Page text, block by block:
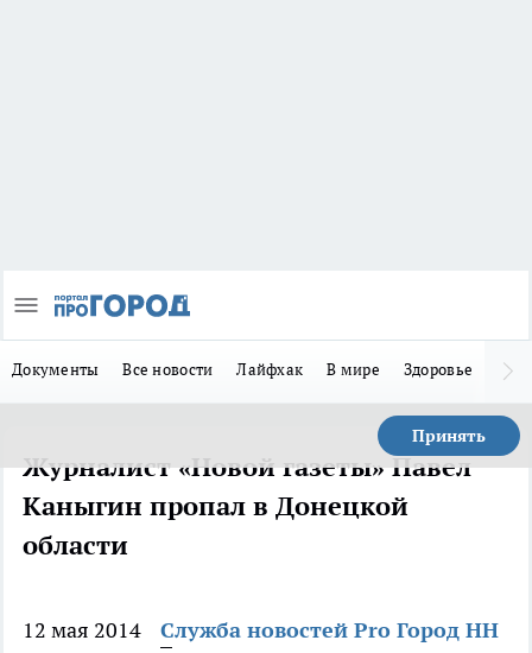
Документы Все новости Лайфхак В мире Здоровье
Принять
Журналист «Новой газеты» Павел
Каныгин пропал в Донецкой
области
12 мая 2014
Служба новостей Pro Город НН